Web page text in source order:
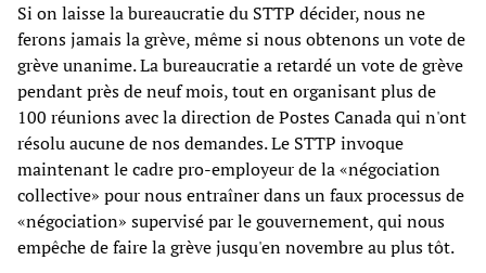
Si on laisse la bureaucratie du STTP décider, nous ne
ferons jamais la grève, même si nous obtenons un vote de
grève unanime. La bureaucratie a retardé un vote de grève
pendant près de neuf mois, tout en organisant plus de
100 réunions avec la direction de Postes Canada qui n'ont
résolu aucune de nos demandes. Le STTP invoque
maintenant le cadre pro-employeur de la «négociation
collective» pour nous entraîner dans un faux processus de
«négociation» supervisé par le gouvernement, qui nous
empêche de faire la grève jusqu'en novembre au plus tôt.